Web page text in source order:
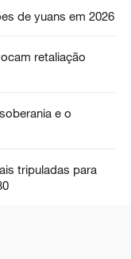
de yuans em 2026
retaliação
e o
tripuladas para